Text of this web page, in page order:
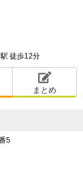
ように騒がし
じた点です。
徒歩12分
まとめ
5